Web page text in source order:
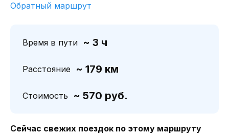
Обратный маршрут
Время в пути ~ 3 ч
Расстояние ~ 179 км
Стоимость ~ 570 руб.
Сейчас свежих поездок по этому маршруту